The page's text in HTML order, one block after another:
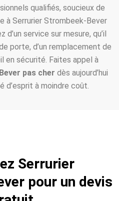
qualifiés, soucieux de
à Serrurier Strombeek-Bever
d’un service sur mesure, qu’il
porte, d’un remplacement de
en sécurité. Faites appel à
pas cher dès aujourd’hui
d’esprit à moindre coût.
Serrurier
pour un devis